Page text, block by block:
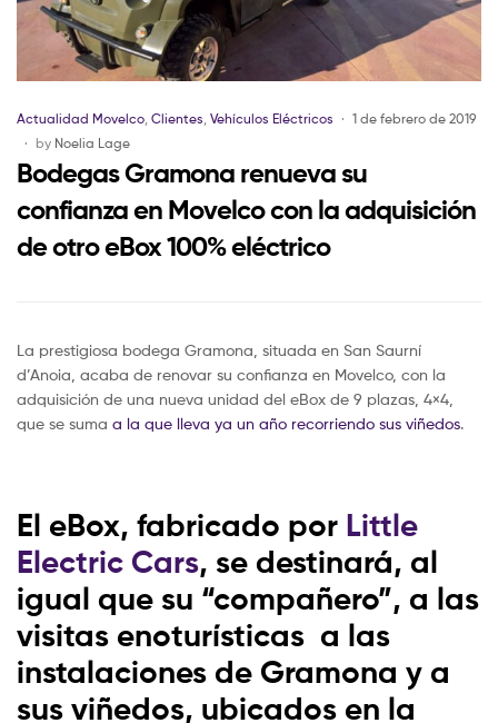
Actualidad Movelco, Clientes, Vehículos Eléctricos
1 de febrero de 2019
by Noelia Lage
Bodegas Gramona renueva su
confianza en Movelco con la adquisición
de otro eBox 100% eléctrico
La prestigiosa bodega Gramona, situada en San Saurní
d’Anoia, acaba de renovar su confianza en Movelco, con la
adquisición de una nueva unidad del eBox de 9 plazas, 4×4,
que se suma a la que lleva ya un año recorriendo sus viñedos.
El eBox, fabricado por Little
Electric Cars, se destinará, al
igual que su “compañero”, a las
visitas enoturísticas a las
instalaciones de Gramona y a
sus viñedos, ubicados en la